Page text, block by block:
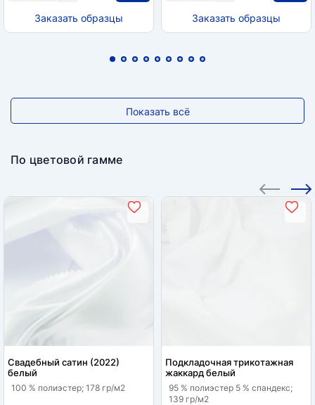
Заказать образцы Заказать образцы
Показать всё
По цветовой гамме
Свадебный сатин (2022)
белый
100 % полиэстер; 178 гр/м2
Подкладочная трикотажная
жаккард белый
95 % полиэстер 5 % спандекс;
139 гр/м2